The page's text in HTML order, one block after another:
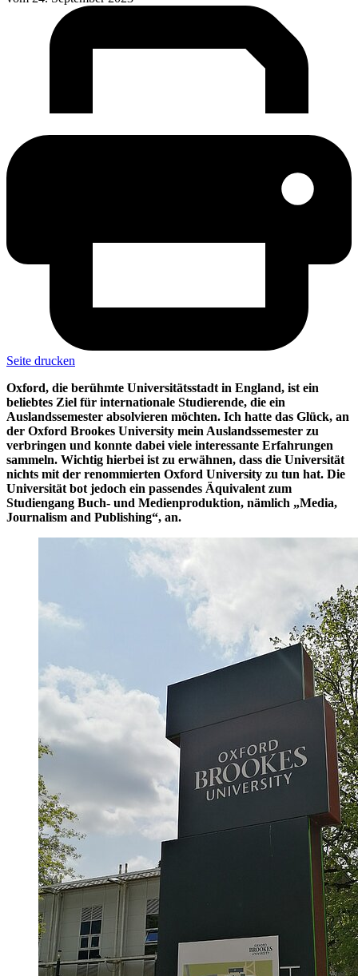
Seite drucken
Oxford, die berühmte Universitätsstadt in England, ist ein
beliebtes Ziel für internationale Studierende, die ein
Auslandssemester absolvieren möchten. Ich hatte das Glück, an
der Oxford Brookes University mein Auslandssemester zu
verbringen und konnte dabei viele interessante Erfahrungen
sammeln. Wichtig hierbei ist zu erwähnen, dass die Universität
nichts mit der renommierten Oxford University zu tun hat. Die
Universität bot jedoch ein passendes Äquivalent zum
Studiengang Buch- und Medienproduktion, nämlich „Media,
Journalism and Publishing“, an.